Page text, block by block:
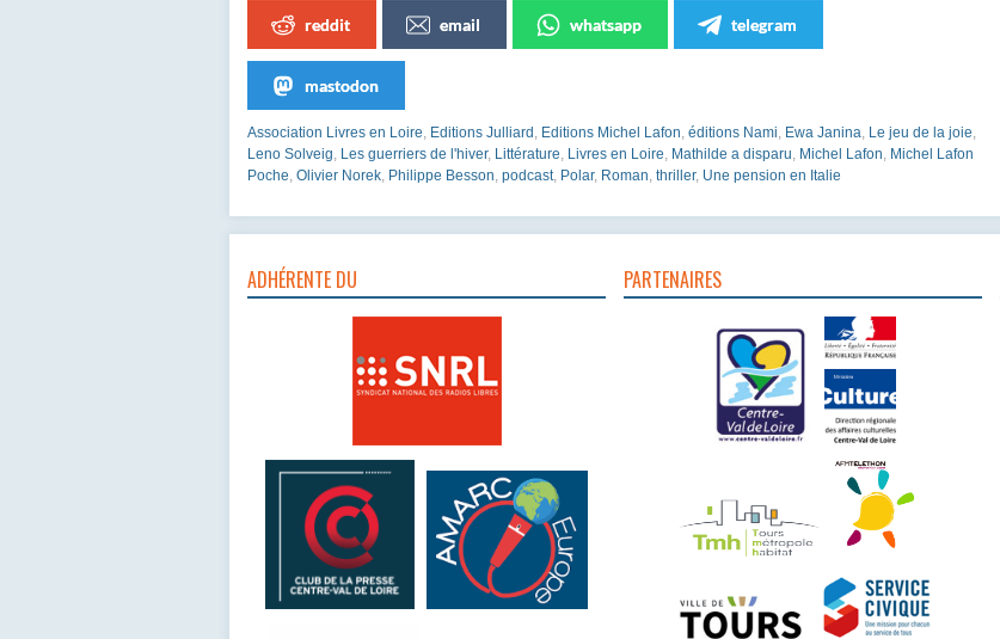
reddit email whatsapp telegram
mastodon
Association Livres en Loire, Editions Julliard , Editions Michel Lafon, éditions Nami, Ewa Janina, Le jeu de la joie,
Leno Solveig, Les guerriers de l'hiver, Littérature, Livres en Loire, Mathilde a disparu, Michel Lafon, Michel Lafon
Poche, Olivier Norek, Philippe Besson, podcast, Polar, Roman, thriller, Une pension en Italie
ADHÉRENTE DU PARTENAIRES